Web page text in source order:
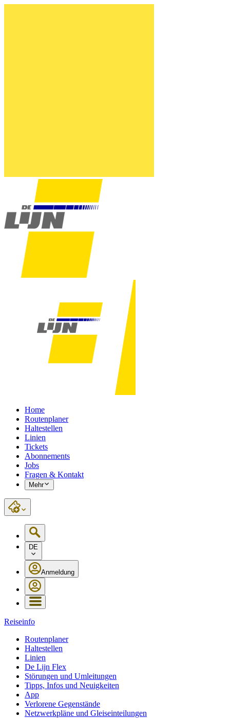
Home
Routenplaner
Haltestellen
Linien
Tickets
Abonnements
Jobs
Fragen & Kontakt
Mehr
DE
Anmeldung
Reiseinfo
Routenplaner
Haltestellen
Linien
De Lijn Flex
Störungen und Umleitungen
Tipps, Infos und Neuigkeiten
App
Verlorene Gegenstände
Netzwerkpläne und Gleiseinteilungen